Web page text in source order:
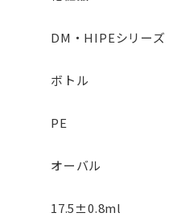
DM・HIPEシリーズ
ボトル
PE
オーバル
17.5±0.8ml